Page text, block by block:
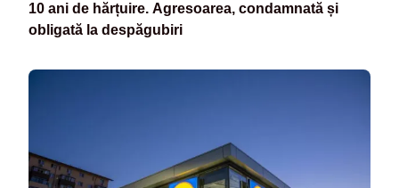
10 ani de hărțuire. Agresoarea, condamnată și
obligată la despăgubiri